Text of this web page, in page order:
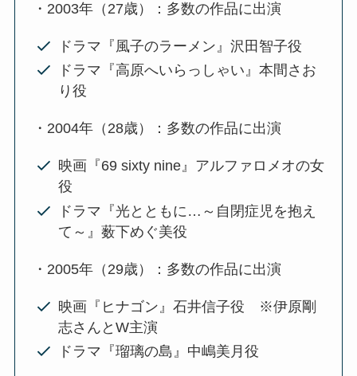
・2003年（27歳）：多数の作品に出演
ドラマ『風子のラーメン』沢田智子役
ドラマ『高原へいらっしゃい』本間さお
り役
・2004年（28歳）：多数の作品に出演
映画『69 sixty nine』アルファロメオの女
役
ドラマ『光とともに…～自閉症児を抱え
て～』薮下めぐ美役
・2005年（29歳）：多数の作品に出演
映画『ヒナゴン』石井信子役 ※伊原剛
志さんとW主演
ドラマ『瑠璃の島』中嶋美月役